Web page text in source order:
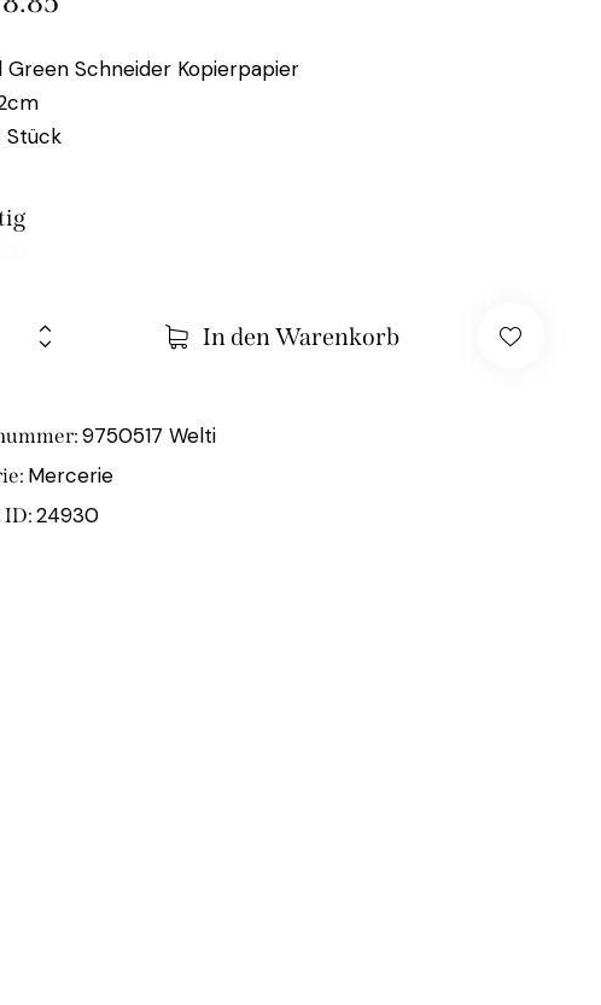
Green Schneider Kopierpapier
Stück
In den Warenkorb
9750517 Welti
Mercerie
ID:24930